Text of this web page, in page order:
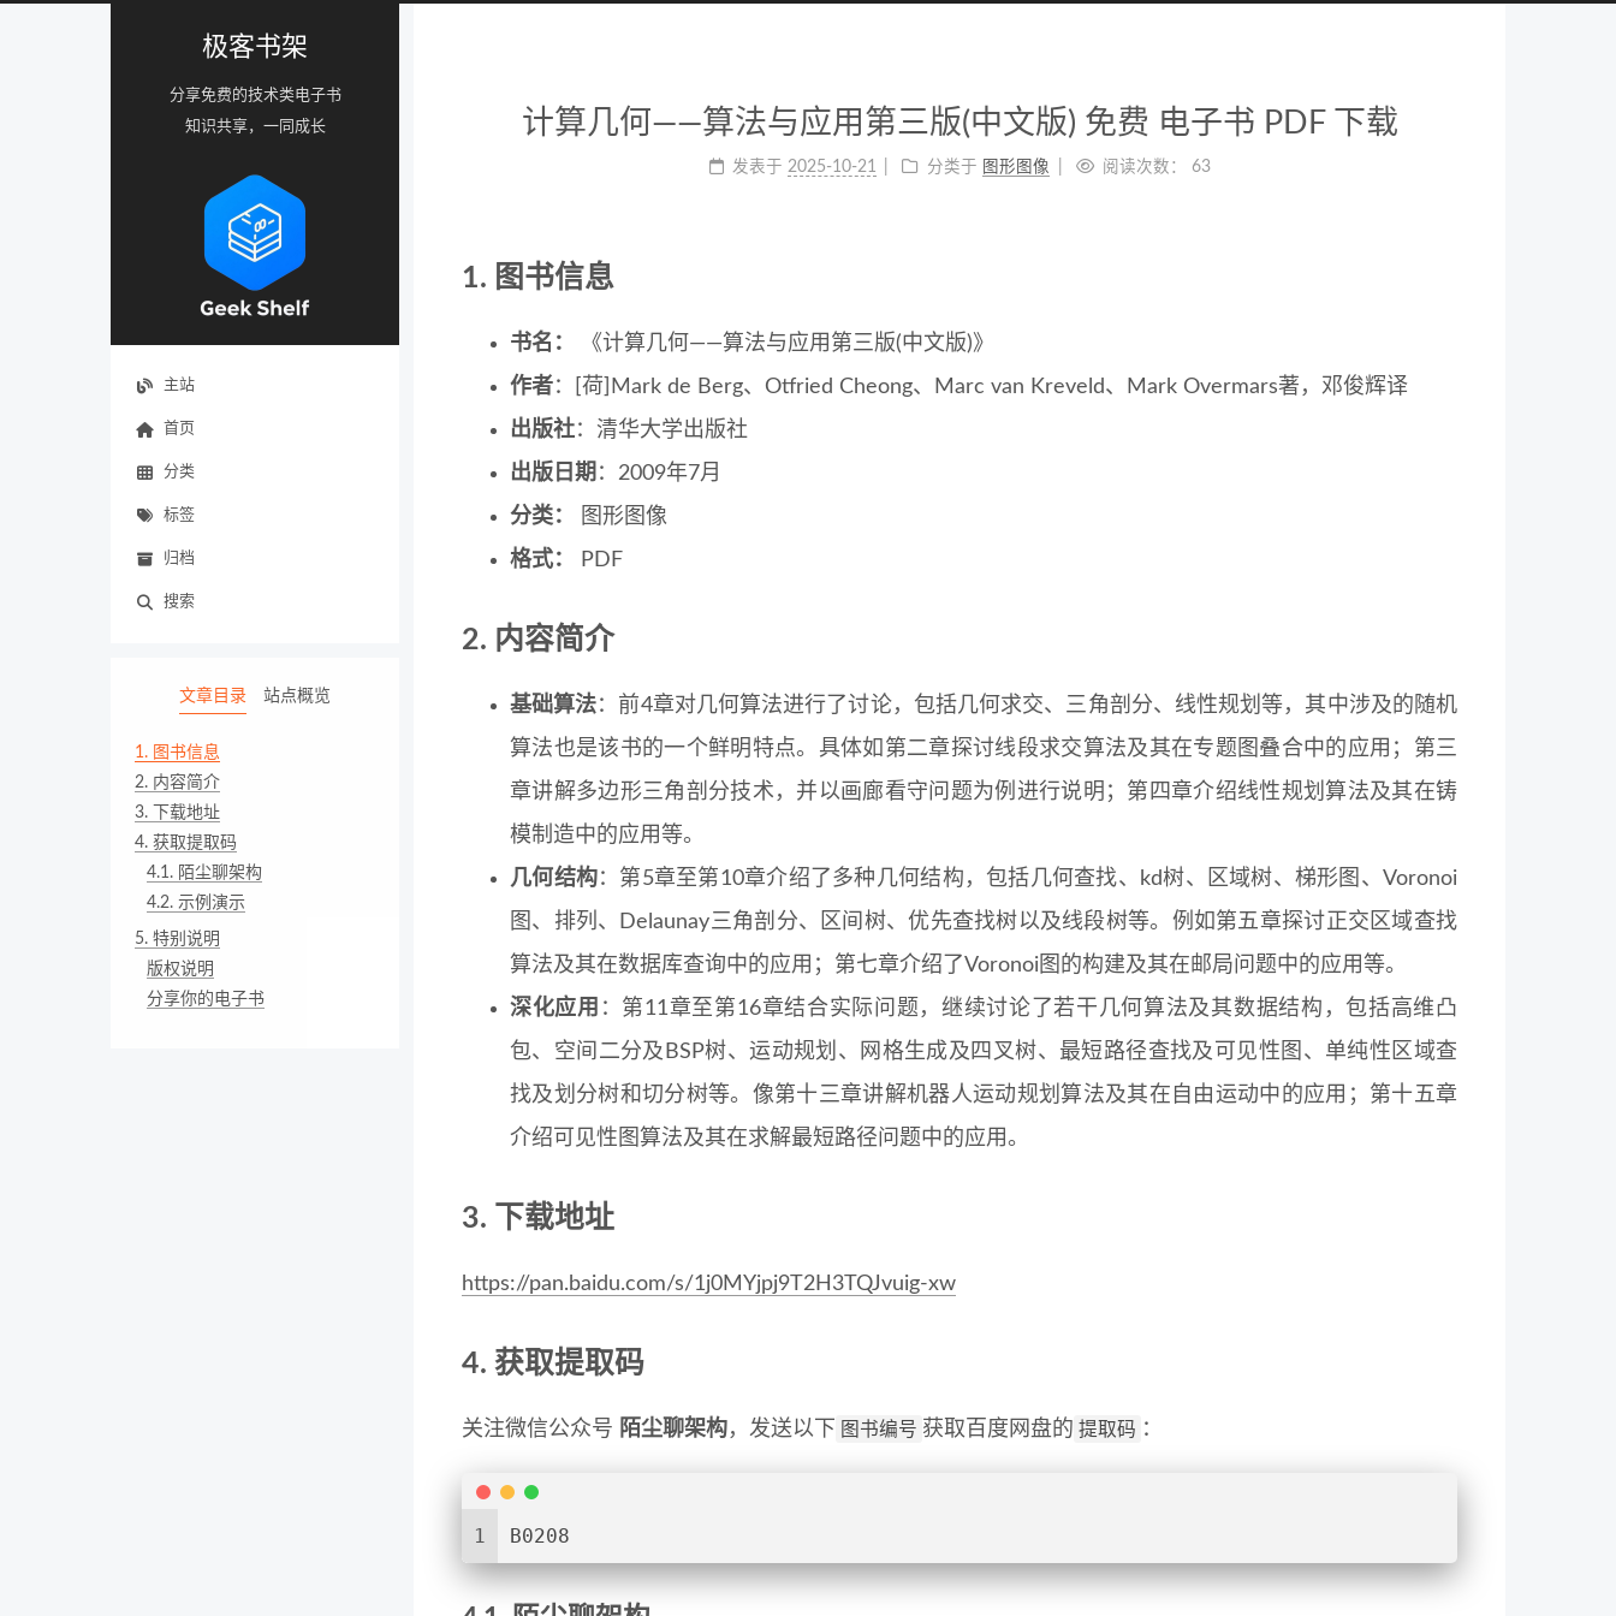
极客书架
分享免费的技术类电子书
知识共享，一同成长
主站
首页
分类
标签
归档
搜索
文章目录 站点概览
1. 图书信息
2. 内容简介
3. 下载地址
4. 获取提取码
4.1. 陌尘聊架构
4.2. 示例演示
5. 特别说明
版权说明
分享你的电子书
计算几何——算法与应用第三版(中文版) 免费 电子书 PDF 下载
发表于 2025-10-21 分类于 图形图像 阅读次数： 63
1. 图书信息
书名：
《计算几何——算法与应用第三版(中文版)》
作者：[荷]Mark de Berg、Otfried Cheong、Marc van Kreveld、Mark Overmars著，邓俊辉译
出版社：清华大学出版社
出版日期 ：2009年7月
分类：
图形图像
格式：
PDF
2. 内容简介
基础算法：前4章对几何算法进行了讨论，包括几何求交、三角剖分、线性规划等，其中涉及的随机
算法也是该书的一个鲜明特点。具体如第二章探讨线段求交算法及其在专题图叠合中的应用；第三
章讲解多边形三角剖分技术，并以画廊看守问题为例进行说明；第四章介绍线性规划算法及其在铸
模制造中的应用等。
几何结构：第5章至第10章介绍了多种几何结构，包括几何查找、kd树、区域树、梯形图、Voronoi
图、排列、Delaunay三角剖分、区间树、优先查找树以及线段树等。例如第五章探讨正交区域查找
算法及其在数据库查询中的应用；第七章介绍了Voronoi图的构建及其在邮局问题中的应用等。
深化应用 ：第11章至第16章结合实际问题，继续讨论了若干几何算法及其数据结构，包括高维凸
包、空间二分及BSP树、运动规划、网格生成及四叉树、最短路径查找及可见性图、单纯性区域查
找及划分树和切分树等。像第十三章讲解机器人运动规划算法及其在自由运动中的应用；第十五章
介绍可见性图算法及其在求解最短路径问题中的应用。
3. 下载地址
https://pan.baidu.com/s/1j0MYjpj9T2H3TQJvuig-xw
4. 获取提取码
关注微信公众号 陌尘聊架构，发送以下 图书编号 获取百度网盘的 提取码 ：
1 B0208